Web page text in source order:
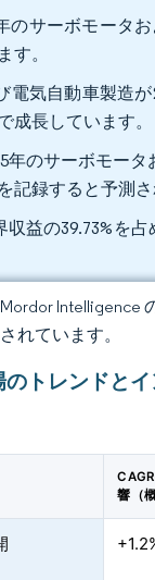
のサーボモータ
す。
気自動車製造
成長しています。
のサーボモー
記録すると予測さ
益の39.73%を
れています。
トレンドとイ
響（